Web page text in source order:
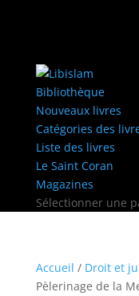
Bibliothèque
Nouveaux livres
Catégories des
Liste des livres
Le Saint Coran
Magazines
Sélectionner une
Accueil / Droit et
Pèlerinage de la